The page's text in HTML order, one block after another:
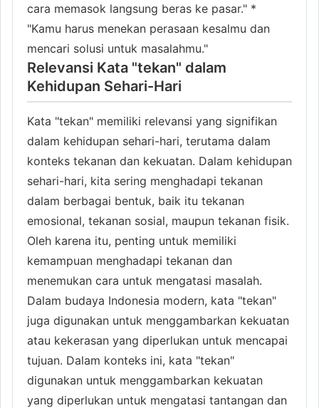
cara memasok langsung beras ke pasar." *
"Kamu harus menekan perasaan kesalmu dan
mencari solusi untuk masalahmu."
Relevansi Kata "tekan" dalam
Kehidupan Sehari-Hari
Kata "tekan" memiliki relevansi yang signifikan
dalam kehidupan sehari-hari, terutama dalam
konteks tekanan dan kekuatan. Dalam kehidupan
sehari-hari, kita sering menghadapi tekanan
dalam berbagai bentuk, baik itu tekanan
emosional, tekanan sosial, maupun tekanan fisik.
Oleh karena itu, penting untuk memiliki
kemampuan menghadapi tekanan dan
menemukan cara untuk mengatasi masalah.
Dalam budaya Indonesia modern, kata "tekan"
juga digunakan untuk menggambarkan kekuatan
atau kekerasan yang diperlukan untuk mencapai
tujuan. Dalam konteks ini, kata "tekan"
digunakan untuk menggambarkan kekuatan
yang diperlukan untuk mengatasi tantangan dan